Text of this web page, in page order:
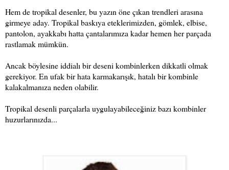
Hem de tropikal desenler, bu yazın öne çıkan trendleri arasına
girmeye aday. Tropikal baskıya eteklerimizden, gömlek, elbise,
pantolon, ayakkabı hatta çantalarımıza kadar hemen her parçada
rastlamak mümkün.
Ancak böylesine iddialı bir deseni kombinlerken dikkatli olmak
gerekiyor. En ufak bir hata karmakarışık, hatalı bir kombinle
kalakalmanıza neden olabilir.
Tropikal desenli parçalarla uygulayabileceğiniz bazı kombinler
huzurlarınızda...